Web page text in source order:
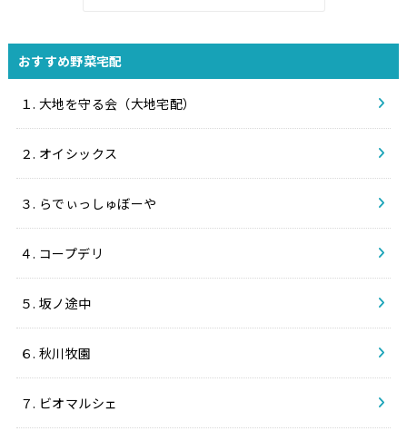
おすすめ野菜宅配
１. 大地を守る会（大地宅配）
２. オイシックス
３. らでぃっしゅぼーや
４. コープデリ
５. 坂ノ途中
６. 秋川牧園
７. ビオマルシェ